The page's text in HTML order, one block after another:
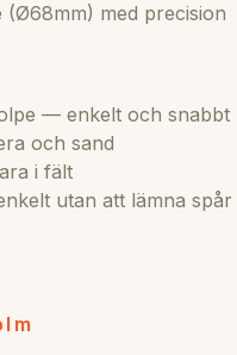
med precision
— enkelt och snabbt
och sand
i fält
utan att lämna spår